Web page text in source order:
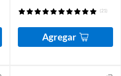
(21)
Agregar